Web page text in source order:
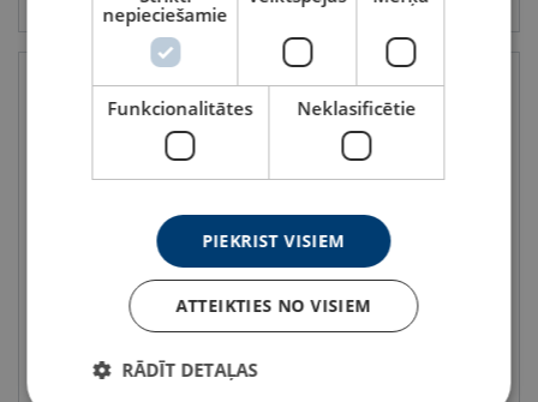
Pneimatiskā ķēžu vinča Red
Rooster TCR / TCS (250 -
kuģu būvē un jūrā
Jaudīga pnematiskā ķēžu
vinča Red Rooster TCS (500
nepieciešamie
Funkcionalitātes Neklasificētie
PIEKRIST VISIEM
ATTEIKTIES NO VISIEM
RĀDĪT DETAĻAS